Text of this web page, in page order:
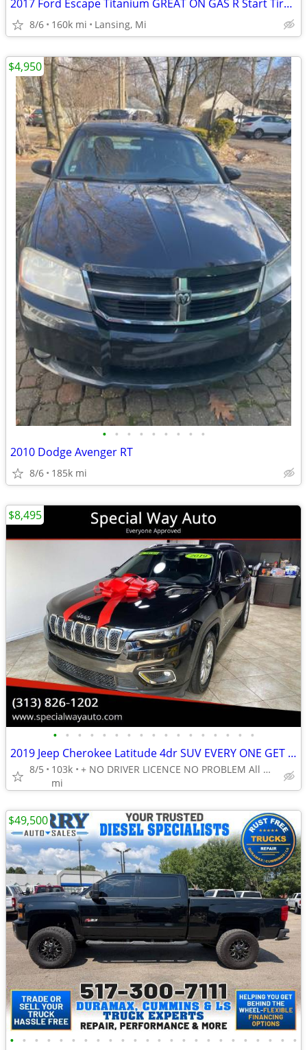
2017 Ford Escape Titanium GREAT ON GAS R Start Tires R Cam $7,500/BO
8/6 160k mi Lansing, Mi
• • • • • • • • •
2010 Dodge Avenger RT
8/6 185k mi
$4,950
• • • • • • • • • • • • • • • • •
2019 Jeep Cherokee Latitude 4dr SUV EVERY ONE GET APPROVED 0 DOWN
8/5
103k
mi
+ NO DRIVER LICENCE NO PROBLEM All DONE IN HOUSE PLATE TITLE
$8,495
• • • • • • • • • • • • • • • • • • • • • • • •
$49,500